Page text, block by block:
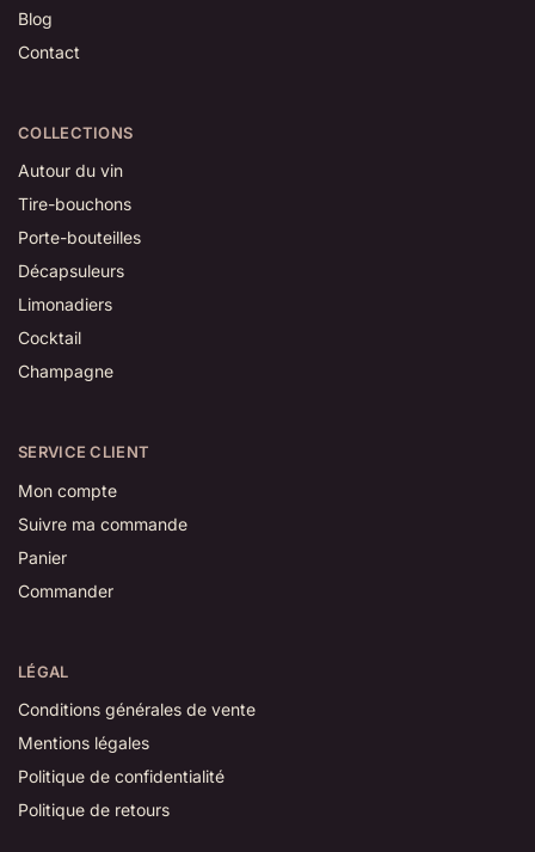
Blog
Contact
COLLECTIONS
Autour du vin
Tire-bouchons
Porte-bouteilles
Décapsuleurs
Limonadiers
Cocktail
Champagne
SERVICE CLIENT
Mon compte
Suivre ma commande
Panier
Commander
LÉGAL
Conditions générales de vente
Mentions légales
Politique de confidentialité
Politique de retours